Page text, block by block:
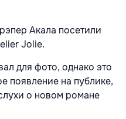
Акала посетили
Jolie.
для фото, однако это
появление на публике,
о новом романе